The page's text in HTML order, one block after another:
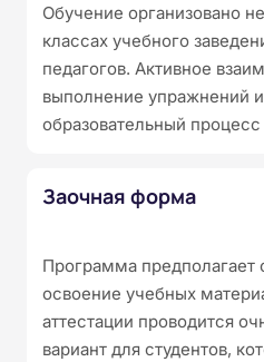
Обучение организовано
классах учебного
педагогов. Активное
выполнение упражнений
образовательный
Заочная форма
Программа предполагает
освоение учебных
аттестации проводится
вариант для студентов,